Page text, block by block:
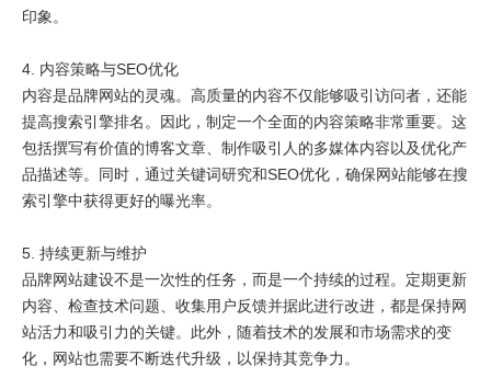
印象。
4. 内容策略与SEO优化
内容是品牌网站的灵魂。高质量的内容不仅能够吸引访问者，还能
提高搜索引擎排名。因此，制定一个全面的内容策略非常重要。这
包括撰写有价值的博客文章、制作吸引人的多媒体内容以及优化产
品描述等。同时，通过关键词研究和SEO优化，确保网站能够在搜
索引擎中获得更好的曝光率。
5. 持续更新与维护
品牌网站建设不是一次性的任务，而是一个持续的过程。定期更新
内容、检查技术问题、收集用户反馈并据此进行改进，都是保持网
站活力和吸引力的关键。此外，随着技术的发展和市场需求的变
化，网站也需要不断迭代升级，以保持其竞争力。